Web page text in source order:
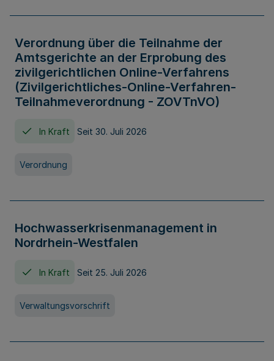
Verordnung über die Teilnahme der
Amtsgerichte an der Erprobung des
zivilgerichtlichen Online-Verfahrens
(Zivilgerichtliches-Online-Verfahren-
Teilnahmeverordnung - ZOVTnVO)
In Kraft Seit 30. Juli 2026
Verordnung
Hochwasserkrisenmanagement in
Nordrhein-Westfalen
In Kraft Seit 25. Juli 2026
Verwaltungsvorschrift